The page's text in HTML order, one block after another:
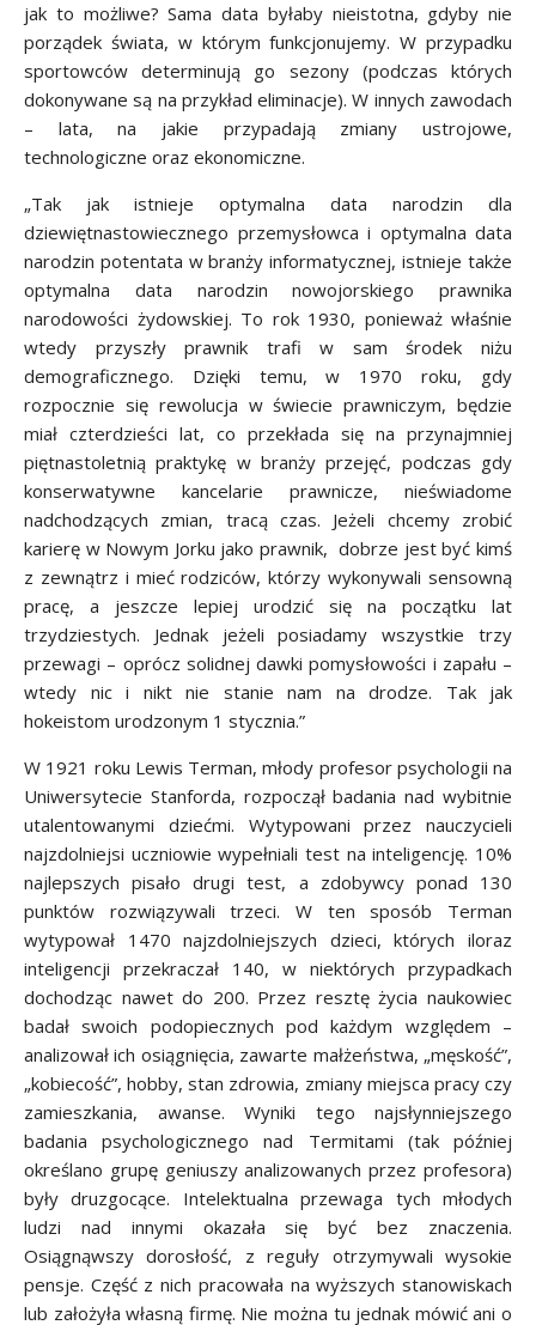
jak to możliwe? Sama data byłaby nieistotna, gdyby nie
porządek świata, w którym funkcjonujemy. W przypadku
sportowców determinują go sezony (podczas których
dokonywane są na przykład eliminacje). W innych zawodach
– lata, na jakie przypadają zmiany ustrojowe,
technologiczne oraz ekonomiczne.
„Tak jak istnieje optymalna data narodzin dla
dziewiętnastowiecznego przemysłowca i optymalna data
narodzin potentata w branży informatycznej, istnieje także
optymalna data narodzin nowojorskiego prawnika
narodowości żydowskiej. To rok 1930, ponieważ właśnie
wtedy przyszły prawnik trafi w sam środek niżu
demograficznego. Dzięki temu, w 1970 roku, gdy
rozpocznie się rewolucja w świecie prawniczym, będzie
miał czterdzieści lat, co przekłada się na przynajmniej
piętnastoletnią praktykę w branży przejęć, podczas gdy
konserwatywne kancelarie prawnicze, nieświadome
nadchodzących zmian, tracą czas. Jeżeli chcemy zrobić
karierę w Nowym Jorku jako prawnik, dobrze jest być kimś
z zewnątrz i mieć rodziców, którzy wykonywali sensowną
pracę, a jeszcze lepiej urodzić się na początku lat
trzydziestych. Jednak jeżeli posiadamy wszystkie trzy
przewagi – oprócz solidnej dawki pomysłowości i zapału –
wtedy nic i nikt nie stanie nam na drodze. Tak jak
hokeistom urodzonym 1 stycznia.”
W 1921 roku Lewis Terman, młody profesor psychologii na
Uniwersytecie Stanforda, rozpoczął badania nad wybitnie
utalentowanymi dziećmi. Wytypowani przez nauczycieli
najzdolniejsi uczniowie wypełniali test na inteligencję. 10%
najlepszych pisało drugi test, a zdobywcy ponad 130
punktów rozwiązywali trzeci. W ten sposób Terman
wytypował 1470 najzdolniejszych dzieci, których iloraz
inteligencji przekraczał 140, w niektórych przypadkach
dochodząc nawet do 200. Przez resztę życia naukowiec
badał swoich podopiecznych pod każdym względem –
analizował ich osiągnięcia, zawarte małżeństwa, „męskość”,
„kobiecość”, hobby, stan zdrowia, zmiany miejsca pracy czy
zamieszkania, awanse. Wyniki tego najsłynniejszego
badania psychologicznego nad Termitami (tak później
określano grupę geniuszy analizowanych przez profesora)
były druzgocące. Intelektualna przewaga tych młodych
ludzi nad innymi okazała się być bez znaczenia.
Osiągnąwszy dorosłość, z reguły otrzymywali wysokie
pensje. Część z nich pracowała na wyższych stanowiskach
lub założyła własną firmę. Nie można tu jednak mówić ani o